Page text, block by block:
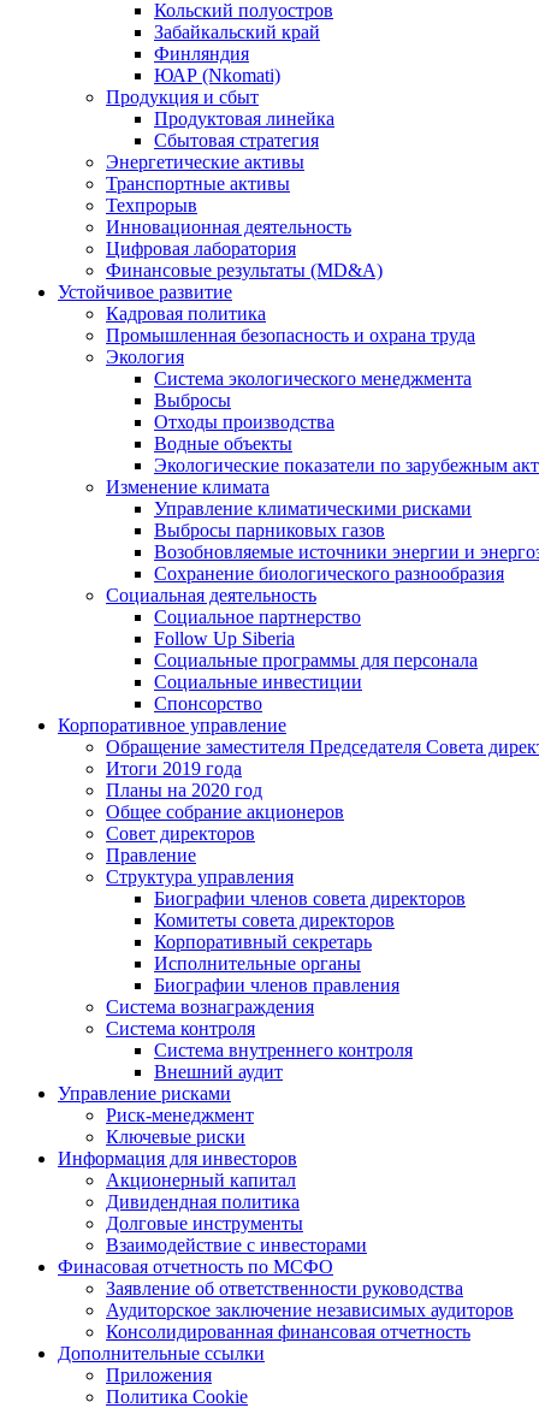
Кольский полуостров
Забайкальский край
Финляндия
ЮАР (Nkomati)
Продукция и сбыт
Продуктовая линейка
Сбытовая стратегия
Энергетические активы
Транспортные активы
Техпрорыв
Инновационная деятельность
Цифровая лаборатория
Финансовые результаты (MD&A)
Устойчивое развитие
Кадровая политика
Промышленная безопасность и охрана труда
Экология
Система экологического менеджмента
Выбросы
Отходы производства
Водные объекты
Экологические показатели по зарубежным
Изменение климата
Управление климатическими рисками
Выбросы парниковых газов
Возобновляемые источники энергии и
Сохранение биологического разнообразия
Социальная деятельность
Социальное партнерство
Follow Up Siberia
Социальные программы для персонала
Социальные инвестиции
Спонсорство
Корпоративное управление
Обращение заместителя Председателя Совета
Итоги 2019 года
Планы на 2020 год
Общее собрание акционеров
Совет директоров
Правление
Структура управления
Биографии членов совета директоров
Комитеты совета директоров
Корпоративный секретарь
Исполнительные органы
Биографии членов правления
Система вознаграждения
Система контроля
Система внутреннего контроля
Внешний аудит
Управление рисками
Риск-менеджмент
Ключевые риски
Информация для инвесторов
Акционерный капитал
Дивидендная политика
Долговые инструменты
Взаимодействие с инвеcторами
Финасовая отчетность по МСФО
Заявление об ответственности руководства
Аудиторское заключение независимых аудиторов
Консолидированная финансовая отчетность
Дополнительные ссылки
Приложения
Политика Cookie